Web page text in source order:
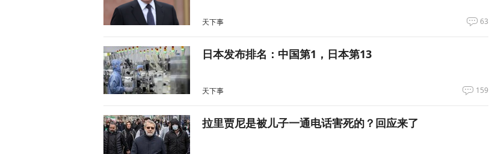
天下事 63
日本发布排名：中国第1，日本第13
天下事 159
拉里贾尼是被儿子一通电话害死的？回应来了